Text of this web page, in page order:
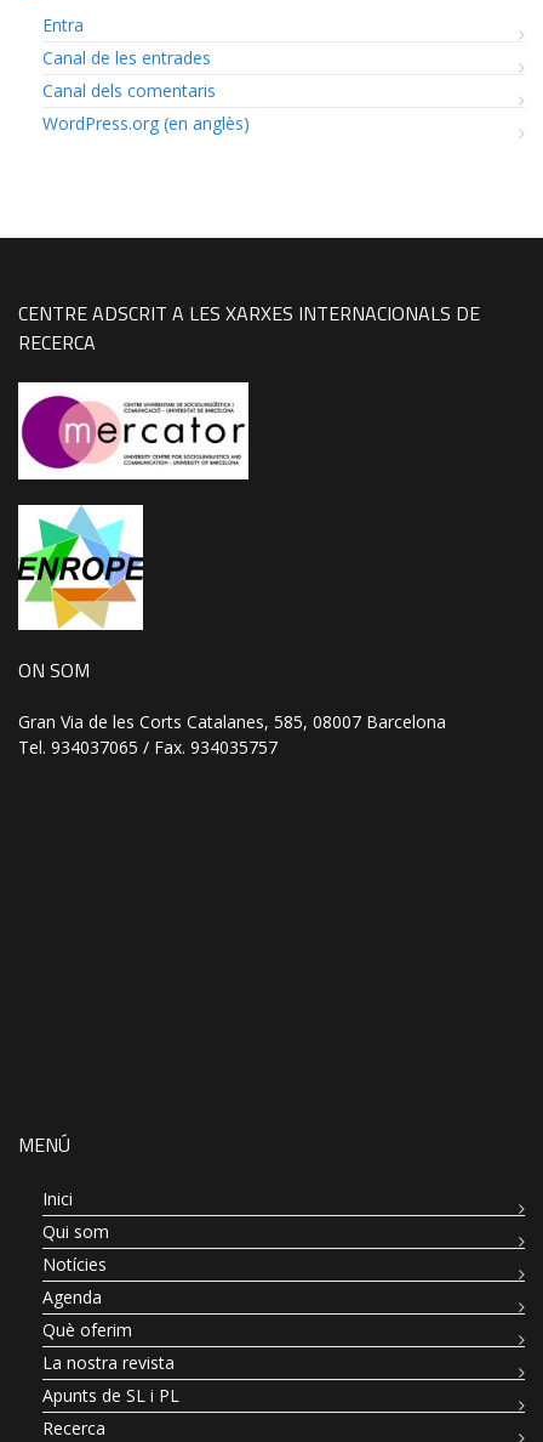
Entra
Canal de les entrades
Canal dels comentaris
WordPress.org (en anglès)
CENTRE ADSCRIT A LES XARXES INTERNACIONALS DE
RECERCA
ON SOM
Gran Via de les Corts Catalanes, 585, 08007 Barcelona
Tel. 934037065 / Fax. 934035757
MENÚ
Inici
Qui som
Notícies
Agenda
Què oferim
La nostra revista
Apunts de SL i PL
Recerca